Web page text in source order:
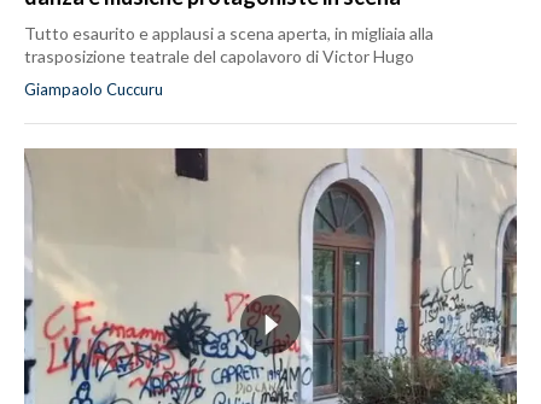
Tutto esaurito e applausi a scena aperta, in migliaia alla
trasposizione teatrale del capolavoro di Victor Hugo
Giampaolo Cuccuru